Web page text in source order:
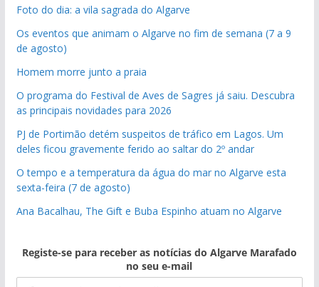
Foto do dia: a vila sagrada do Algarve
Os eventos que animam o Algarve no fim de semana (7 a 9
de agosto)
Homem morre junto a praia
O programa do Festival de Aves de Sagres já saiu. Descubra
as principais novidades para 2026
PJ de Portimão detém suspeitos de tráfico em Lagos. Um
deles ficou gravemente ferido ao saltar do 2º andar
O tempo e a temperatura da água do mar no Algarve esta
sexta-feira (7 de agosto)
Ana Bacalhau, The Gift e Buba Espinho atuam no Algarve
Registe-se para receber as notícias do Algarve Marafado
no seu e-mail